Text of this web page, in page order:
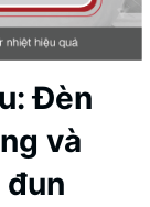
Đèn
và
đun